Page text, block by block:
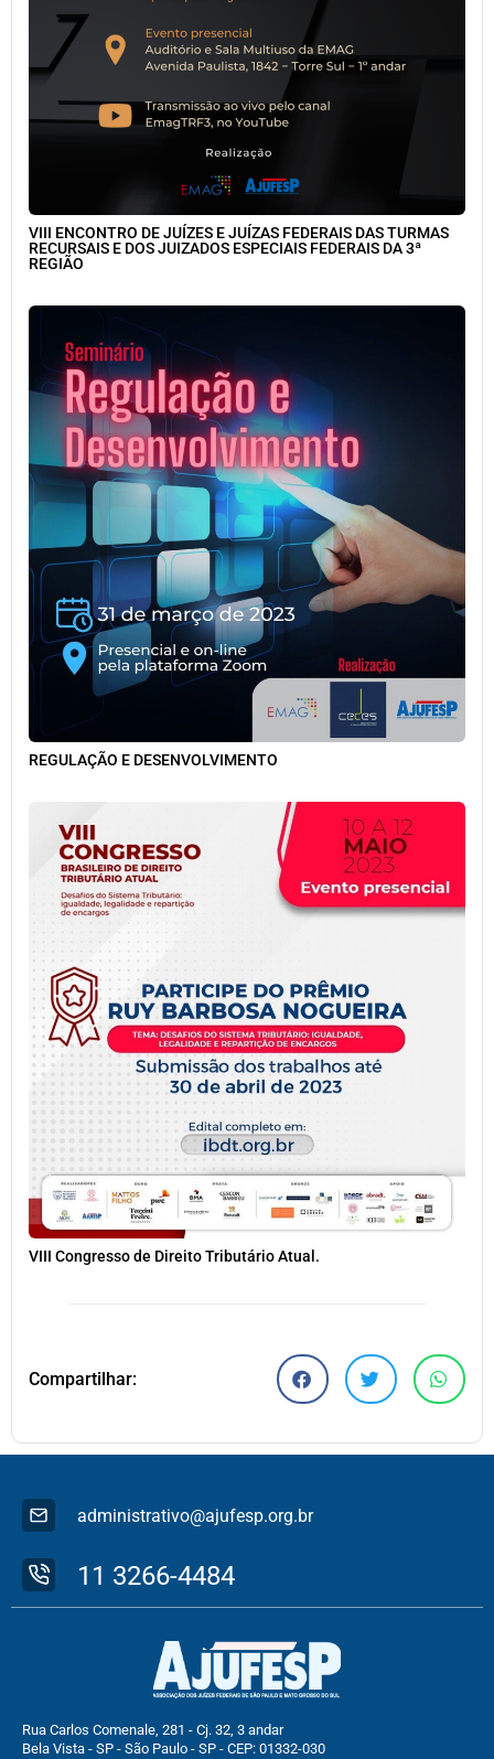
VIII ENCONTRO DE JUÍZES E JUÍZAS FEDERAIS DAS TURMAS
RECURSAIS E DOS JUIZADOS ESPECIAIS FEDERAIS DA 3ª
REGIÃO
REGULAÇÃO E DESENVOLVIMENTO
VIII Congresso de Direito Tributário Atual.
Compartilhar:
administrativo@ajufesp.org.br
11 3266-4484
Rua Carlos Comenale, 281 - Cj. 32, 3 andar
Bela Vista - SP - São Paulo - SP - CEP: 01332-030